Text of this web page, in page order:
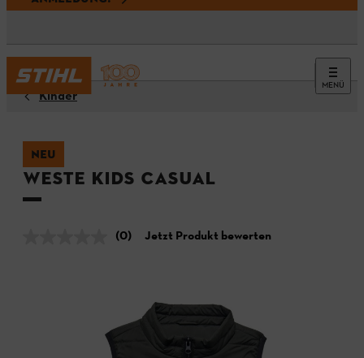
MENÜ
Kinder
NEU
Weste KIDS CASUAL
(0) Jetzt Produkt bewerten